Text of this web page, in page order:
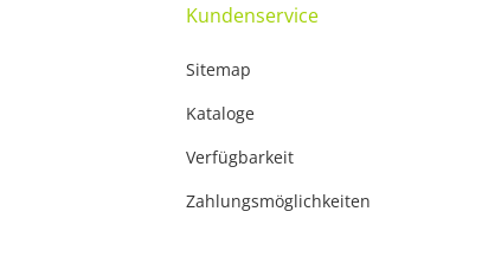
Kundenservice
Sitemap
Kataloge
Verfügbarkeit
Zahlungsmöglichkeiten